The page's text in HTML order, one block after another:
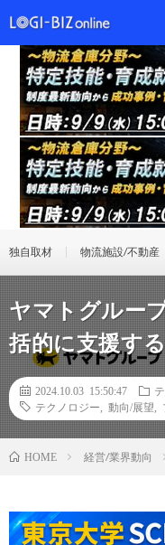
独自取材 物流施設/不動産
ヤマトグルー
括的に支援す
2024.10.03 15:50:47
テクノロジー
動向/展望
HOME 経営/業界動向